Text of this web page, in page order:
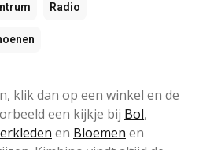
Radio
klik dan op een winkel en de
een kijkje bij Bol,
en Bloemen en